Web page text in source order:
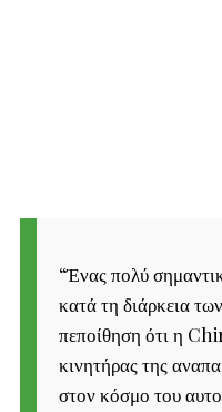
“Ένας πολύ
κατά τη διάρκεια
πεποίθηση ότι η
κινητήρας της
στον κόσμο του